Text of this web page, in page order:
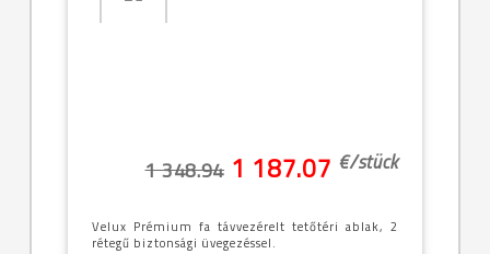
1 348.94 1 187.07 €/stück
Velux Prémium fa távvezérelt tetőtéri ablak, 2
rétegű biztonsági üvegezéssel.